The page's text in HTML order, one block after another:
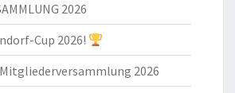
2026
Cup 2026!
2026